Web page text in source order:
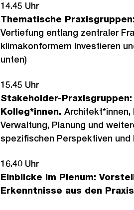
14.45 Uhr
Thematische Praxisgruppen:
Vertiefung entlang zentraler
klimakonformem Investieren
unten)
15.45 Uhr
Stakeholder-
Kolleg*innen.
Verwaltung, Planung und
spezifischen Perspektiven und
16.40 Uhr
Einblicke im Plenum:
Erkenntnisse aus den